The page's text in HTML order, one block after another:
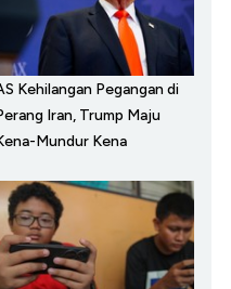
Kehilangan Pegangan di
Iran, Trump Maju
Mundur Kena